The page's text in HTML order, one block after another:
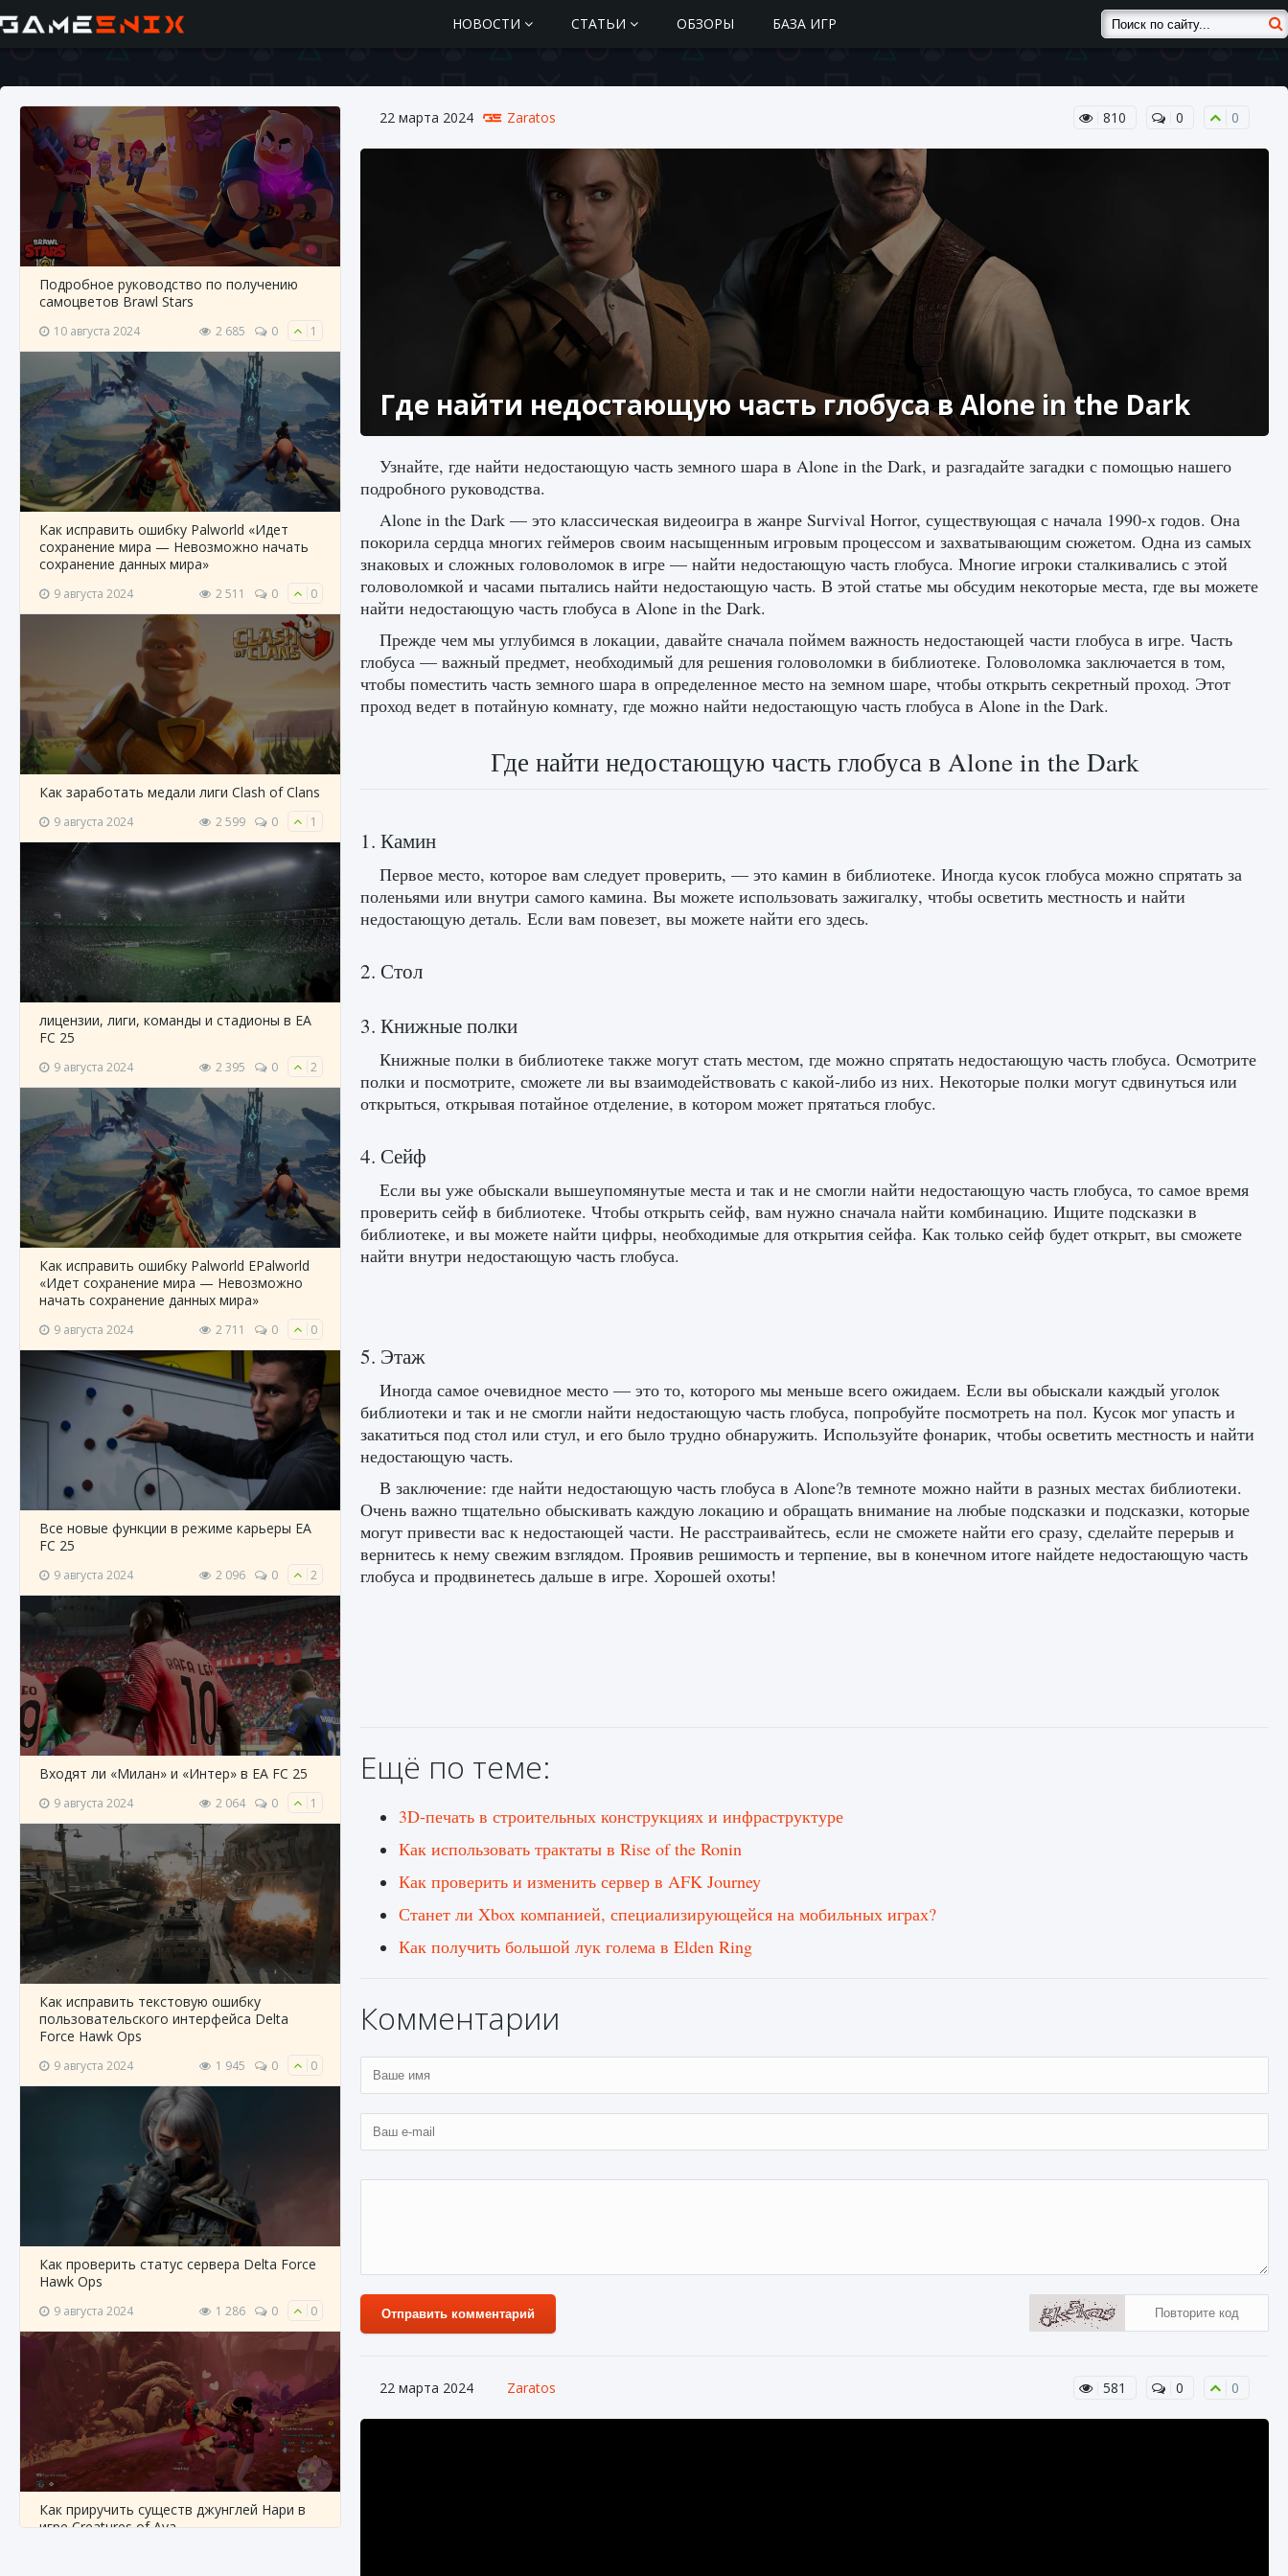
НОВОСТИ СТАТЬИ ОБЗОРЫ БАЗА ИГР
Подробное руководство по получению
самоцветов Brawl Stars
10 августа 2024 2 685 0 1
Как исправить ошибку Palworld «Идет
сохранение мира — Невозможно начать
сохранение данных мира»
9 августа 2024 2 511 0 0
Как заработать медали лиги Clash of Clans
9 августа 2024 2 599 0 1
лицензии, лиги, команды и стадионы в EA
FC 25
9 августа 2024 2 395 0 2
Как исправить ошибку Palworld EPalworld
«Идет сохранение мира — Невозможно
начать сохранение данных мира»
9 августа 2024 2 711 0 0
Все новые функции в режиме карьеры EA
FC 25
9 августа 2024 2 096 0 2
Входят ли «Милан» и «Интер» в EA FC 25
9 августа 2024 2 064 0 1
Как исправить текстовую ошибку
пользовательского интерфейса Delta
Force Hawk Ops
9 августа 2024 1 945 0 0
Как проверить статус сервера Delta Force
Hawk Ops
9 августа 2024 1 286 0 0
Как приручить существ джунглей Нари в
игре Creatures of Ava
22 марта 2024 Zaratos 810 0 0
Где найти недостающую часть глобуса в Alone in the Dark
Узнайте, где найти недостающую часть земного шара в Alone in the Dark, и разгадайте загадки с помощью нашего
подробного руководства.
Alone in the Dark — это классическая видеоигра в жанре Survival Horror, существующая с начала 1990-х годов. Она
покорила сердца многих геймеров своим насыщенным игровым процессом и захватывающим сюжетом. Одна из самых
знаковых и сложных головоломок в игре — найти недостающую часть глобуса. Многие игроки сталкивались с этой
головоломкой и часами пытались найти недостающую часть. В этой статье мы обсудим некоторые места, где вы можете
найти недостающую часть глобуса в Alone in the Dark.
Прежде чем мы углубимся в локации, давайте сначала поймем важность недостающей части глобуса в игре. Часть
глобуса — важный предмет, необходимый для решения головоломки в библиотеке. Головоломка заключается в том,
чтобы поместить часть земного шара в определенное место на земном шаре, чтобы открыть секретный проход. Этот
проход ведет в потайную комнату, где можно найти недостающую часть глобуса в Alone in the Dark.
Где найти недостающую часть глобуса в Alone in the Dark
1. Камин
Первое место, которое вам следует проверить, — это камин в библиотеке. Иногда кусок глобуса можно спрятать за
поленьями или внутри самого камина. Вы можете использовать зажигалку, чтобы осветить местность и найти
недостающую деталь. Если вам повезет, вы можете найти его здесь.
2. Стол
3. Книжные полки
Книжные полки в библиотеке также могут стать местом, где можно спрятать недостающую часть глобуса. Осмотрите
полки и посмотрите, сможете ли вы взаимодействовать с какой-либо из них. Некоторые полки могут сдвинуться или
открыться, открывая потайное отделение, в котором может прятаться глобус.
4. Сейф
Если вы уже обыскали вышеупомянутые места и так и не смогли найти недостающую часть глобуса, то самое время
проверить сейф в библиотеке. Чтобы открыть сейф, вам нужно сначала найти комбинацию. Ищите подсказки в
библиотеке, и вы можете найти цифры, необходимые для открытия сейфа. Как только сейф будет открыт, вы сможете
найти внутри недостающую часть глобуса.
5. Этаж
Иногда самое очевидное место — это то, которого мы меньше всего ожидаем. Если вы обыскали каждый уголок
библиотеки и так и не смогли найти недостающую часть глобуса, попробуйте посмотреть на пол. Кусок мог упасть и
закатиться под стол или стул, и его было трудно обнаружить. Используйте фонарик, чтобы осветить местность и найти
недостающую часть.
В заключение: где найти недостающую часть глобуса в Alone?в темноте можно найти в разных местах библиотеки.
Очень важно тщательно обыскивать каждую локацию и обращать внимание на любые подсказки и подсказки, которые
могут привести вас к недостающей части. Не расстраивайтесь, если не сможете найти его сразу, сделайте перерыв и
вернитесь к нему свежим взглядом. Проявив решимость и терпение, вы в конечном итоге найдете недостающую часть
глобуса и продвинетесь дальше в игре. Хорошей охоты!
Ещё по теме:
3D-печать в строительных конструкциях и инфраструктуре
Как использовать трактаты в Rise of the Ronin
Как проверить и изменить сервер в AFK Journey
Станет ли Xbox компанией, специализирующейся на мобильных играх?
Как получить большой лук голема в Elden Ring
Комментарии
Отправить комментарий
22 марта 2024 Zaratos 581 0 0